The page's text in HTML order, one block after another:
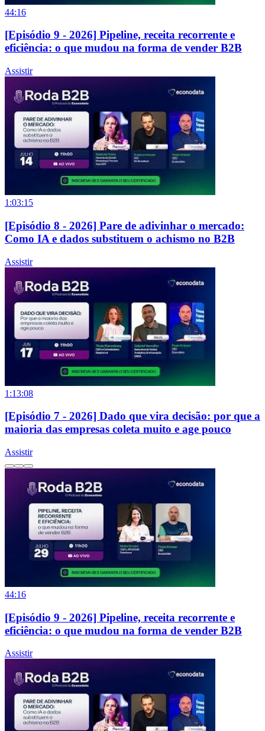
44:16
[Episódio 9 - 2026] Pipeline, receita recorrente e
eficiência: o que mudou na forma de vender B2B
Assistir
1:03:15
[Episódio 8 - 2026] Pare de adivinhar o mercado:
Como IA e dados substituem o achismo no B2B
Assistir
1:13:08
[Episódio 7 - 2026] Dado que vira decisão: por que a
maioria das empresas coleta muito e age pouco
Assistir
44:16
[Episódio 9 - 2026] Pipeline, receita recorrente e
eficiência: o que mudou na forma de vender B2B
Assistir